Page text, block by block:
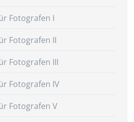
Fotografen I
Fotografen II
Fotografen III
Fotografen IV
Fotografen V